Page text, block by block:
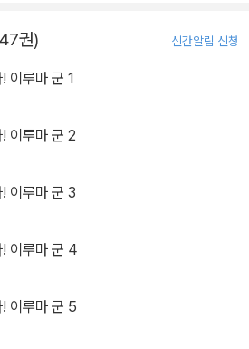
권) 신간알림 신청
이루마 군 1
이루마 군 2
이루마 군 3
이루마 군 4
이루마 군 5